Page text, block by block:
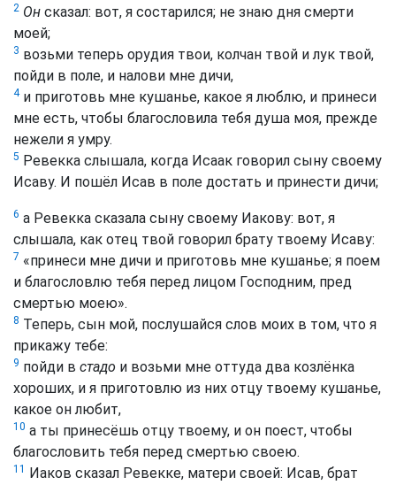
2 Он сказал: вот, я состарился; не знаю дня смерти
моей;
3 возьми теперь орудия твои, колчан твой и лук твой,
пойди в поле, и налови мне дичи,
4и приготовь мне кушанье, какое я люблю, и принеси
мне есть, чтобы благословила тебя душа моя, прежде
нежели я умру.
5 Ревекка слышала, когда Исаак говорил сыну своему
Исаву. И пошёл Исав в поле достать и принести дичи;
6 а Ревекка сказала сыну своему Иакову: вот, я
слышала, как отец твой говорил брату твоему Исаву:
7 «принеси мне дичи и приготовь мне кушанье; я поем
и благословлю тебя перед лицом Господним, пред
смертью моею».
8 Теперь, сын мой, послушайся слов моих в том, что я
прикажу тебе:
9 пойди в стадо и возьми мне оттуда два козлёнка
хороших, и я приготовлю из них отцу твоему кушанье,
какое он любит,
10 а ты принесёшь отцу твоему, и он поест, чтобы
благословить тебя перед смертью своею.
11
Иаков сказал Ревекке, матери своей: Исав, брат